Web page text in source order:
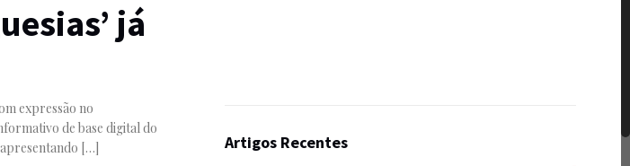
já
expressão no
de base digital do
[…] Artigos Recentes